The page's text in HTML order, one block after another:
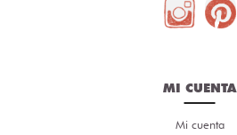
MI CUENTA
Mi cuenta